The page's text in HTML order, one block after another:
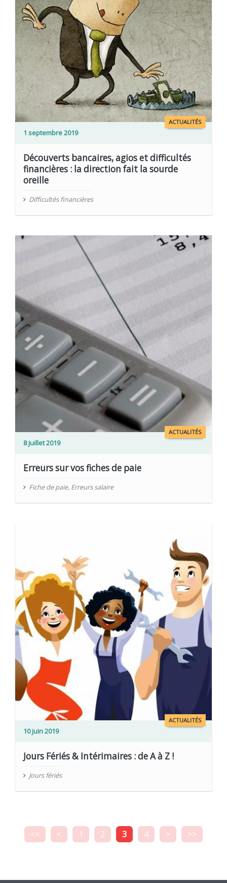
ACTUALITÉS
1 septembre 2019
Découverts bancaires, agios et difficultés
financières : la direction fait la sourde
oreille
Difficultés financières
ACTUALITÉS
8 juillet 2019
Erreurs sur vos fiches de paie
Fiche de paie, Erreurs salaire
ACTUALITÉS
10 juin 2019
Jours Fériés & Intérimaires : de A à Z !
Jours fériés
<< < 1 2 3 4 > >>